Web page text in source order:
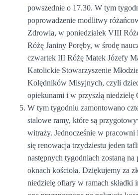
powszednie o 17.30. W tym
poprowadzenie modlitwy
Zdrowia, w poniedziałek VIII
Różę Janiny Poręby, w środę
czwartek III Różę Matek Józefy
Katolickie Stowarzyszenie
Kolędników Misyjnych, czyli
opiekunami i w przyszłą niedzielę
W tym tygodniu zamontowano
stalowe ramy, które są
witraży. Jednocześnie w
się renowacja trzydziestu jeden
następnych tygodniach zostaną
oknach kościoła. Dziękujemy za
niedzielę ofiary w ramach składki